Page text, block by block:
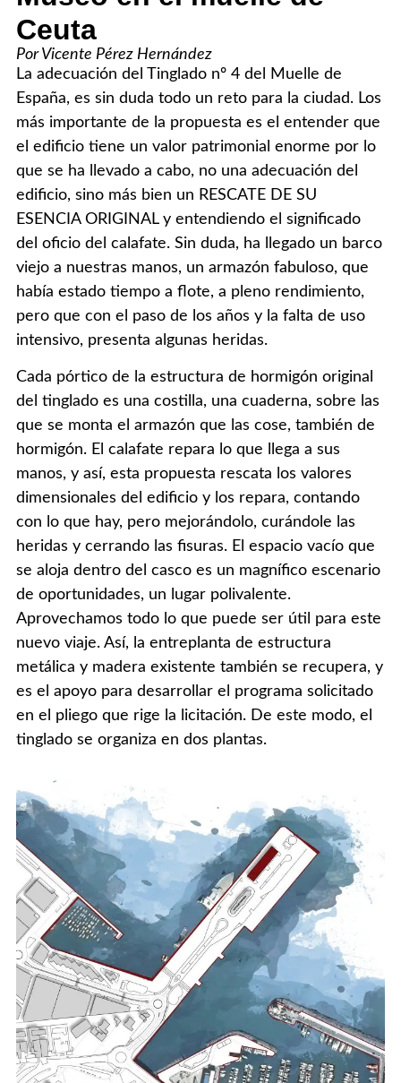
Ceuta
Por Vicente Pérez Hernández
La adecuación del Tinglado nº 4 del Muelle de
España, es sin duda todo un reto para la ciudad. Los
más importante de la propuesta es el entender que
el edificio tiene un valor patrimonial enorme por lo
que se ha llevado a cabo, no una adecuación del
edificio, sino más bien un RESCATE DE SU
ESENCIA ORIGINAL y entendiendo el significado
del oficio del calafate. Sin duda, ha llegado un barco
viejo a nuestras manos, un armazón fabuloso, que
había estado tiempo a flote, a pleno rendimiento,
pero que con el paso de los años y la falta de uso
intensivo, presenta algunas heridas.
Cada pórtico de la estructura de hormigón original
del tinglado es una costilla, una cuaderna, sobre las
que se monta el armazón que las cose, también de
hormigón. El calafate repara lo que llega a sus
manos, y así, esta propuesta rescata los valores
dimensionales del edificio y los repara, contando
con lo que hay, pero mejorándolo, curándole las
heridas y cerrando las fisuras. El espacio vacío que
se aloja dentro del casco es un magnífico escenario
de oportunidades, un lugar polivalente.
Aprovechamos todo lo que puede ser útil para este
nuevo viaje. Así, la entreplanta de estructura
metálica y madera existente también se recupera, y
es el apoyo para desarrollar el programa solicitado
en el pliego que rige la licitación. De este modo, el
tinglado se organiza en dos plantas.